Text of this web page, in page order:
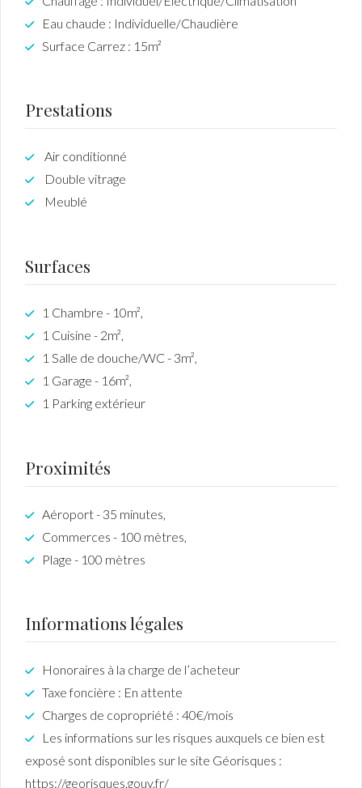
Eau chaude : Individuelle/Chaudière
Surface Carrez : 15m²
Prestations
Air conditionné
Double vitrage
Meublé
Surfaces
1 Chambre - 10m²,
1 Cuisine - 2m²,
1 Salle de douche/WC - 3m²,
1 Garage - 16m²,
1 Parking extérieur
Proximités
Aéroport - 35 minutes,
Commerces - 100 mètres,
Plage - 100 mètres
Informations légales
Honoraires à la charge de l’acheteur
Taxe foncière : En attente
Charges de copropriété : 40€/mois
Les informations sur les risques auxquels ce bien est
exposé sont disponibles sur le site Géorisques :
https://georisques.gouv.fr/